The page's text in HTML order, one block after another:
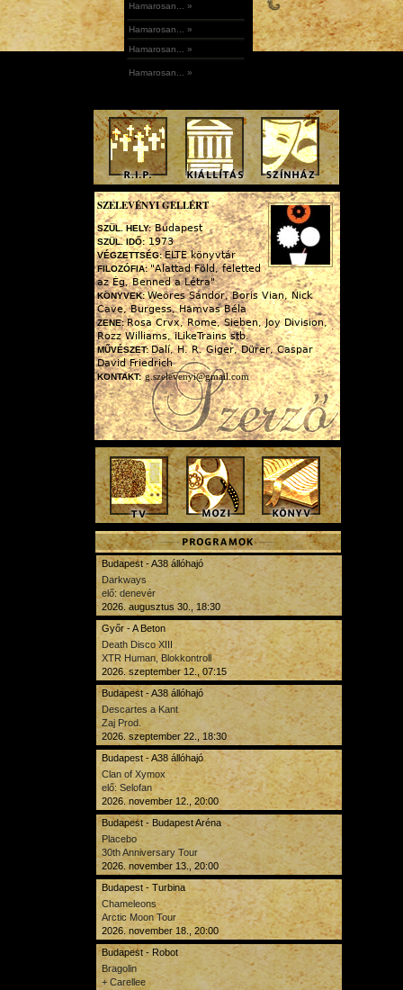
Hamarosan... »
Hamarosan... »
Hamarosan... »
Hamarosan... »
SZELEVÉNYI GELLÉRT
SZÜL. HELY:Budapest
SZÜL. IDŐ: 1973
VÉGZETTSÉG:ELTE könyvtár
FILOZÓFIA:"Alattad Föld, feletted
az Ég, Benned a Létra"
KÖNYVEK:Weöres Sándor, Boris Vian, Nick
Cave, Burgess, Hamvas Béla
ZENE:Rosa Crvx, Rome, Sieben, Joy Division,
Rozz Williams, iLikeTrains stb.
MŰVÉSZET:Dalí, H. R. Giger, Dürer, Caspar
David Friedrich
KONTAKT: g.szelevenyi@gmail.com
Budapest - A38 állóhajó
Darkways
elő: denevér
2026. augusztus 30., 18:30
Győr - A Beton
Death Disco XIII
XTR Human, Blokkontroll
2026. szeptember 12., 07:15
Budapest - A38 állóhajó
Descartes a Kant
Zaj Prod.
2026. szeptember 22., 18:30
Budapest - A38 állóhajó
Clan of Xymox
elő: Selofan
2026. november 12., 20:00
Budapest - Budapest Aréna
Placebo
30th Anniversary Tour
2026. november 13., 20:00
Budapest - Turbina
Chameleons
Arctic Moon Tour
2026. november 18., 20:00
Budapest - Robot
Bragolin
+ Carellee